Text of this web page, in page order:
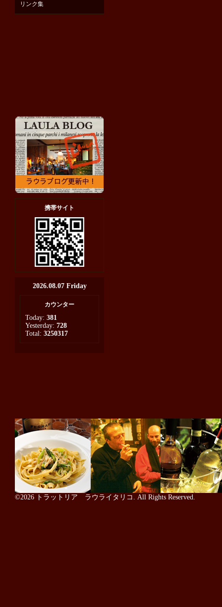
リンク集
携帯サイト
2026.08.07 Friday
カウンター
Today: 381
Yesterday: 728
Total: 3250317
©2026 トラットリア ラウライタリコ . All Rights Reserved.